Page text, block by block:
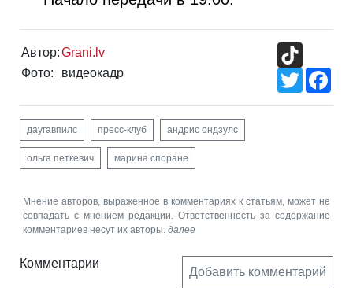
Автор:Grani.lv
Фото:
видеокадр
Twitter
даугавпилс пресс-клуб андрис ондзулс
ольга петкевич марина споране
Мнение авторов, выраженное в комментариях к статьям, может не
совпадать с мнением редакции. Ответственность за содержание
комментариев несут их авторы. далее
Комментарии
Добавить комментарий